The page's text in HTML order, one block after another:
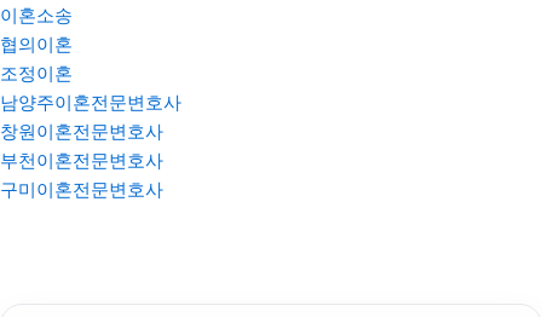
이혼소송
협의이혼
조정이혼
남양주이혼전문변호사
창원이혼전문변호사
부천이혼전문변호사
구미이혼전문변호사